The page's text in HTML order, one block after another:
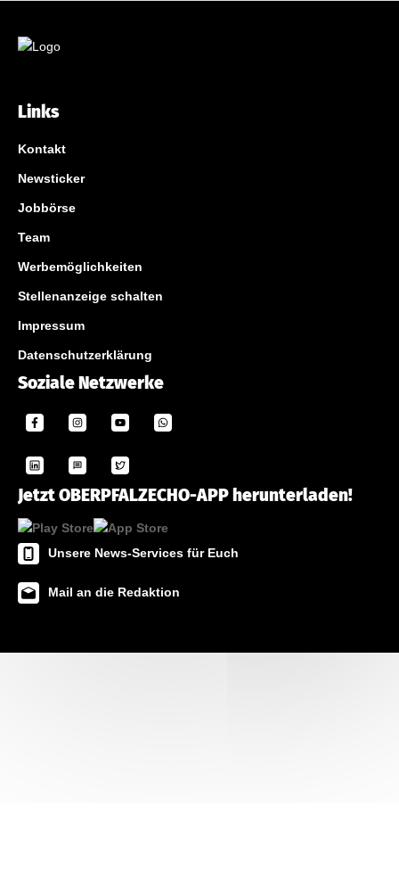
Links
Kontakt
Newsticker
Jobbörse
Team
Werbemöglichkeiten
Stellenanzeige schalten
Impressum
Datenschutzerklärung
Soziale Netzwerke
Jetzt OBERPFALZECHO-APP herunterladen!
Unsere News-Services für Euch
Mail an die Redaktion